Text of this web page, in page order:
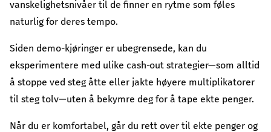
vanskelighetsnivåer til de finner en rytme som føles
naturlig for deres tempo.
Siden demo-kjøringer er ubegrensede, kan du
eksperimentere med ulike cash‑out strategier—som alltid
å stoppe ved steg åtte eller jakte høyere multiplikatorer
til steg tolv—uten å bekymre deg for å tape ekte penger.
Når du er komfortabel, går du rett over til ekte penger og